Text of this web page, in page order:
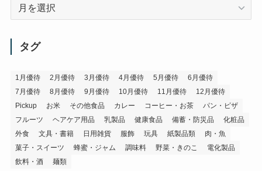
タグ
1月優待 2月優待 3月優待 4月優待 5月優待
6月優待
7月優待
8月優待 9月優待 10月優待 11月優待
12月優待
Pickup
お米 その他食品 カレー コーヒー・お茶
パン・ピザ
フルーツ
ヘアケア用品 乳製品 健康食品 備蓄・防災品
化粧品
外食
文具・書籍 日用雑貨 服飾 玩具 紙製品類
肉・魚
菓子・スイーツ
蜂蜜・ジャム 調味料 野菜・きのこ
電化製品
飲料・酒
麺類